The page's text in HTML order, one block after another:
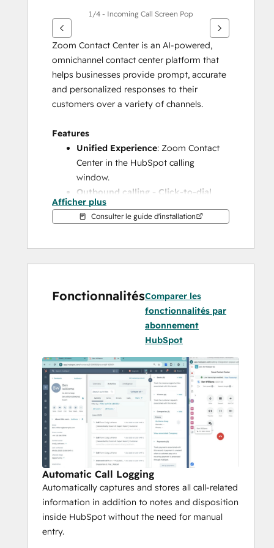
1/4 - Incoming Call Screen Pop
Zoom Contact Center is an AI-powered,
omnichannel contact center platform that
helps businesses provide prompt, accurate
and personalized responses to their
customers over a variety of channels.
Features
Unified Experience: Zoom Contact
Center in the HubSpot calling
window.
Outbound calling - Click-to-dial
from Contact/Company and related
objects.
matching HubSpot record; activities
auto-associated.
transfer, recording; state stays in
: conversation summary
shown to the transfer recipient
AI Expert Assist: suggested
dispositions, Smart Notes, and
follow-up tasks.
Automatic activity logging
(date/time, duration, disposition,
notes) with recording link.
Note
Voice channel only within HubSpot
CTI (use Zoom Workplace for
HubSpot calling window must remain
Afficher plus
Consulter le guide d'installation
FonctionnalitésComparer les
fonctionnalités par
abonnement
HubSpot
Automatic Call Logging
Automatically captures and stores all call-related
information in addition to notes and disposition
inside HubSpot without the need for manual
entry.